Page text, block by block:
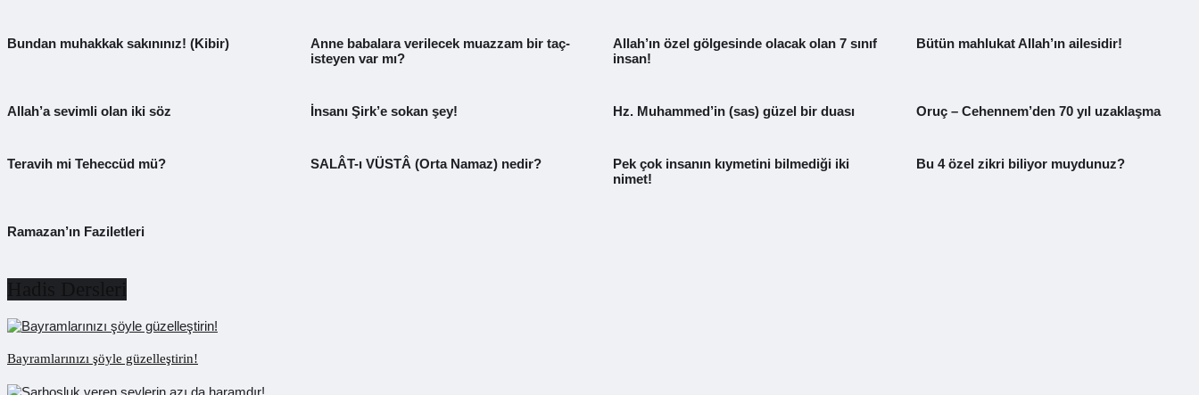
Bundan muhakkak sakınınız! (Kibir)
Anne babalara verilecek muazzam bir taç-
isteyen var mı?
Allah’ın özel gölgesinde olacak olan 7 sınıf
insan!
Bütün mahlukat Allah’ın ailesidir!
Allah’a sevimli olan iki söz İnsanı Şirk’e sokan şey! Hz. Muhammed’in (sas) güzel bir duası Oruç – Cehennem’den 70 yıl uzaklaşma
Teravih mi Teheccüd mü? SALÂT-ı VÜSTÂ (Orta Namaz) nedir?
Pek çok insanın kıymetini bilmediği iki
nimet!
Bu 4 özel zikri biliyor muydunuz?
Ramazan’ın Faziletleri
Bayramlarınızı şöyle güzelleştirin!